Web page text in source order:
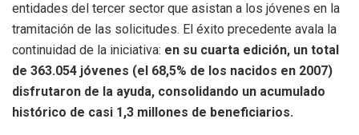
entidades del tercer sector que asistan a los jóvenes en la
tramitación de las solicitudes. El éxito precedente avala la
continuidad de la iniciativa: en su cuarta edición, un total
de 363.054 jóvenes (el 68,5% de los nacidos en 2007)
disfrutaron de la ayuda, consolidando un acumulado
histórico de casi 1,3 millones de beneficiarios.